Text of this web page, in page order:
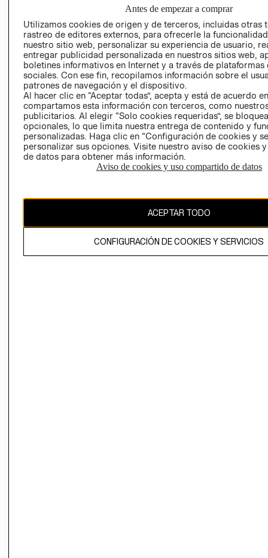
RELACIÓN CON
INVERSIONISTAS
POLÍTICA
EMPRESARIAL
TIENDAS
- RETIRO EN
TIENDA
TÉRMINOS Y
CONDICIONES
AVISO DE
PRIVACIDAD
GIFT CARD
AVISO DE
COOKIES
CAMBIAR REGIÓN
Antes de empezar a comprar
Utilizamos cookies de origen y de terceros, incluidas otras
rastreo de editores externos, para ofrecerle la
nuestro sitio web, personalizar su experiencia de usuario,
entregar publicidad personalizada en nuestros sitios web,
boletines informativos en Internet y a través de plataformas
sociales. Con ese fin, recopilamos información sobre el
patrones de navegación y el dispositivo.
Al hacer clic en “Aceptar todas”, acepta y está de acuerdo
compartamos esta información con terceros, como
publicitarios. Al elegir “Solo cookies requeridas”, se
opcionales, lo que limita nuestra entrega de contenido y
personalizadas. Haga clic en “Configuración de cookies y
personalizar sus opciones. Visite nuestro aviso de cookies
de datos para obtener más información.
Aviso de cookies y uso compartido de datos
ACEPTAR TODO
CONFIGURACIÓN DE COOKIES Y SERVICIOS